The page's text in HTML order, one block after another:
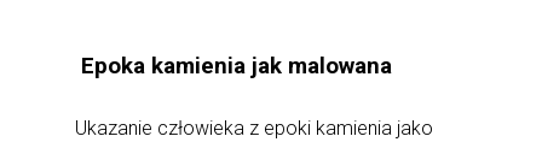
Epoka kamienia jak malowana
Ukazanie człowieka z epoki kamienia jako